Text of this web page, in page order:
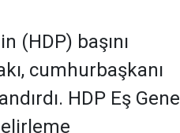
(HDP) başını
cumhurbaşkanı
HDP Eş Genel